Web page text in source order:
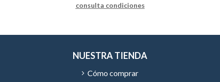
consulta condiciones
NUESTRA TIENDA
Cómo comprar